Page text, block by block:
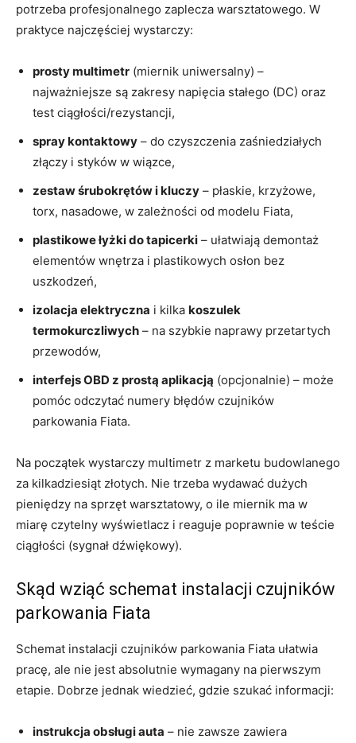
potrzeba profesjonalnego zaplecza warsztatowego. W
praktyce najczęściej wystarczy:
prosty multimetr (miernik uniwersalny) –
najważniejsze są zakresy napięcia stałego (DC) oraz
test ciągłości/rezystancji,
spray kontaktowy – do czyszczenia zaśniedziałych
złączy i styków w wiązce,
zestaw śrubokrętów i kluczy – płaskie, krzyżowe,
torx, nasadowe, w zależności od modelu Fiata,
plastikowe łyżki do tapicerki – ułatwiają demontaż
elementów wnętrza i plastikowych osłon bez
uszkodzeń,
izolacja elektryczna i kilka koszulek
termokurczliwych – na szybkie naprawy przetartych
przewodów,
interfejs OBD z prostą aplikacją (opcjonalnie) – może
pomóc odczytać numery błędów czujników
parkowania Fiata.
Na początek wystarczy multimetr z marketu budowlanego
za kilkadziesiąt złotych. Nie trzeba wydawać dużych
pieniędzy na sprzęt warsztatowy, o ile miernik ma w
miarę czytelny wyświetlacz i reaguje poprawnie w teście
ciągłości (sygnał dźwiękowy).
Skąd wziąć schemat instalacji czujników
parkowania Fiata
Schemat instalacji czujników parkowania Fiata ułatwia
pracę, ale nie jest absolutnie wymagany na pierwszym
etapie. Dobrze jednak wiedzieć, gdzie szukać informacji:
instrukcja obsługi auta – nie zawsze zawiera